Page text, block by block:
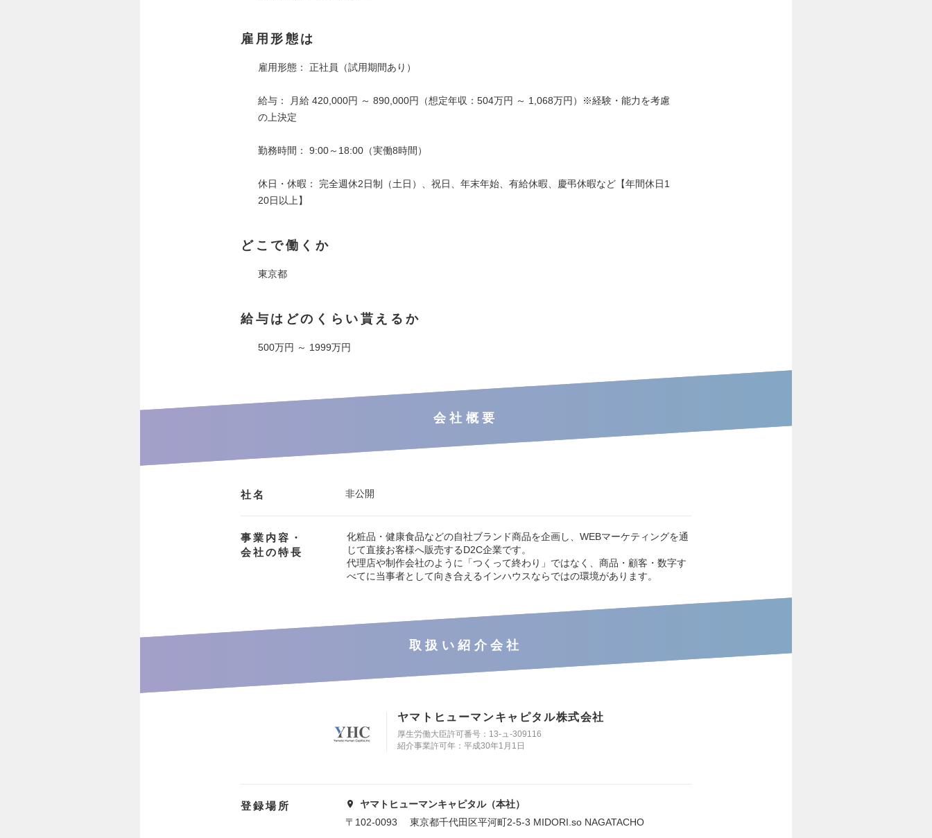
雇用形態は
雇用形態： 正社員（試用期間あり）
給与： 月給 420,000円 ～ 890,000円（想定年収：504万円 ～ 1,068万円）※経験・能力を考慮
の上決定
勤務時間： 9:00～18:00（実働8時間）
休日・休暇： 完全週休2日制（土日）、祝日、年末年始、有給休暇、慶弔休暇など【年間休日1
20日以上】
どこで働くか
東京都
給与はどのくらい貰えるか
500万円 ～ 1999万円
会社概要
社名 非公開
事業内容・
会社の特長
化粧品・健康食品などの自社ブランド商品を企画し、WEBマーケティングを通
じて直接お客様へ販売するD2C企業です。
代理店や制作会社のように「つくって終わり」ではなく、商品・顧客・数字す
べてに当事者として向き合えるインハウスならではの環境があります。
取扱い紹介会社
ヤマトヒューマンキャピタル株式会社
厚生労働大臣許可番号：13-ュ-309116
紹介事業許可年：平成30年1月1日
登録場所
ヤマトヒューマンキャピタル（本社）
〒102-0093 東京都千代田区平河町2-5-3 MIDORI.so NAGATACHO